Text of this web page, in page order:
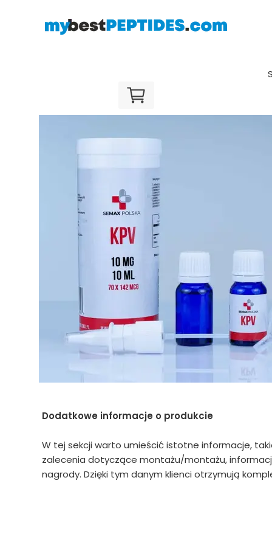
Dodatkowe informacje o produkcie
W tej sekcji warto umieścić istotne informacje,
zalecenia dotyczące montażu/montażu,
nagrody. Dzięki tym danym klienci otrzymują